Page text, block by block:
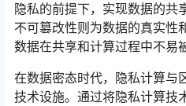
隐私的前提下，实现数据的共
不可篡改性则为数据的真实性
数据在共享和计算过程中不易
在数据密态时代，隐私计算与
技术设施。通过将隐私计算技